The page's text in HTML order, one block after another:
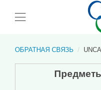
ОБРАТНАЯ СВЯЗЬ